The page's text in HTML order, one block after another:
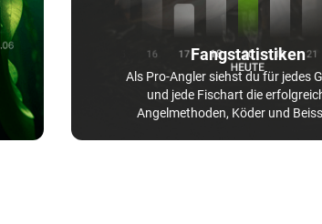
Fangstatistiken
Als Pro-Angler siehst du für jedes
und jede Fischart die
Angelmethoden, Köder und